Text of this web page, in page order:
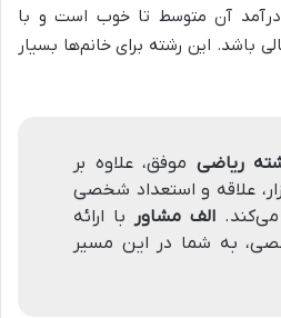
درآمد آن متوسط تا خوب است و با
باشد. این رشته برای خانم‌ها بسیار
ریاضی موفق، علاوه بر
علاقه و استعداد شخصی
الف مشاور با ارائه
به شما در این مسیر